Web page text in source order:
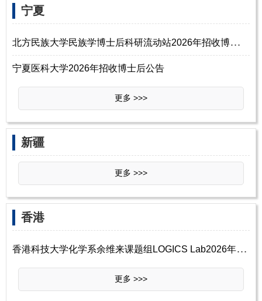
‌‌宁夏
北
方民族大学民族学博士后科研流动站2026年招收博士后公告
宁夏医科大学2026年招收博士后公告
更多 >>>
‌‌新疆
更多 >>>
‌香‌港
香
港科技大学化学系余维来课题组LOGICS Lab2026年诚招博士后/博士生/研究助理
更多 >>>